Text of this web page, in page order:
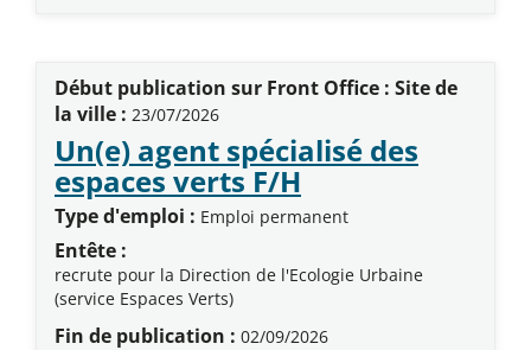
Début publication sur Front Office : Site de
la ville : 23/07/2026
Un(e) agent spécialisé des
espaces verts F/H(Nouvelle
Type d'emploi : Emploi permanent
Entête :
recrute pour la Direction de l'Ecologie Urbaine
(service Espaces Verts)
Fin de publication : 02/09/2026